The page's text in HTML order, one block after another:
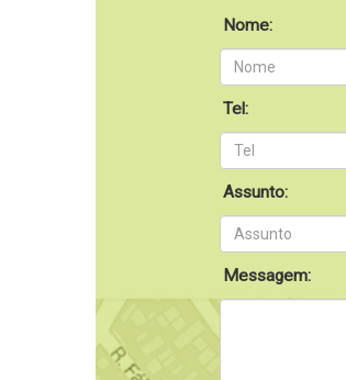
Nome:
Tel:
Assunto:
Messagem: